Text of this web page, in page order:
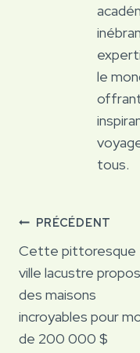
le
tous.
Navigation
de
l’article
PRÉCÉDENT
Cette pittoresque
ville lacustre
des maisons
incroyables pour
de 200 000 $